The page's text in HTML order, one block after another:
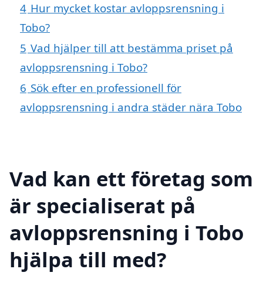
4 Hur mycket kostar avloppsrensning i
Tobo?
5 Vad hjälper till att bestämma priset på
avloppsrensning i Tobo?
6 Sök efter en professionell för
avloppsrensning i andra städer nära Tobo
Vad kan ett företag som
är specialiserat på
avloppsrensning i Tobo
hjälpa till med?